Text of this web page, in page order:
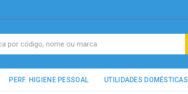
PERF. HIGIENE PESSOAL UTILIDADES DOMÉSTICAS